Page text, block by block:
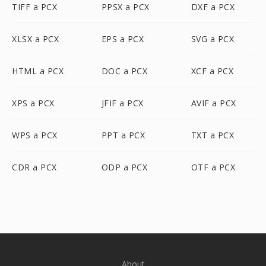
TIFF a PCX PPSX a PCX DXF a PCX
XLSX a PCX EPS a PCX SVG a PCX
HTML a PCX DOC a PCX XCF a PCX
XPS a PCX JFIF a PCX AVIF a PCX
WPS a PCX PPT a PCX TXT a PCX
CDR a PCX ODP a PCX OTF a PCX